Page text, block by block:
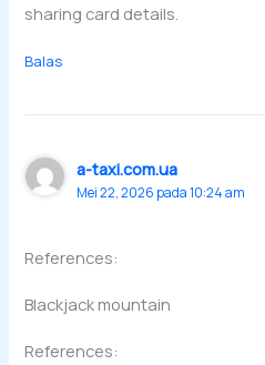
sharing card details.
Balas
a-taxi.com.ua
Mei 22, 2026 pada 10:24 am
References:
Blackjack mountain
References: